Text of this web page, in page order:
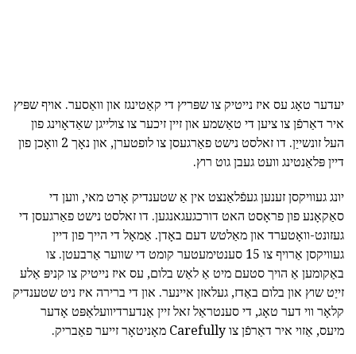
יעדער טאָג עס איז נייטיק צו שפּריץ די קאַטינגז און וואַסער. אויף שפּיץ
איר דאַרפֿן צו ציען די טאַשמע און זיין זיכער צו צולייגן שאַדאָוינג פון
העל זונשייַן. דו זאלסט נישט פאַרגעסן צו לופטערן, און נאָך 2 וואָכן פון
דיין פּלאַנטינג וועט געבן גוט רוץ.
יונג געוויקסן זענען געפֿלאַנצט אין אַ שטענדיק אָרט מאי, ווען די
סאַקאָנע פון פראָסט האט דורכגעגאנגען. דו זאלסט נישט פאַרגעסן די
געזונט-וואָטערד און מאַלטש דעם באָדן. אַמאָל די הייך פון דיין
געוויקסן אַרויף צו 15 סענטימעטער קומט די שווער אַרבעטן. צו
באַקומען אַ הויך סטעם מיט אַ לאַש בלום, עס איז נייטיק צו קניפּ אַלע
זייַט שוץ און בלום באַדז, געלאזן איינער. און די ברירה איז ניט שטענדיק
קלאָר ווי דער טאָג, די סענטראַל זאל זיין אַנדערדיוועלאַפּט אָדער
מיעס, אַזוי איר דאַרפֿן צו Carefully מאָניטאָר זייער פאַבריק.